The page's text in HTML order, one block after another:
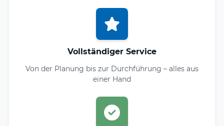
Vollständiger Service
Von der Planung bis zur Durchführung – alles aus
einer Hand